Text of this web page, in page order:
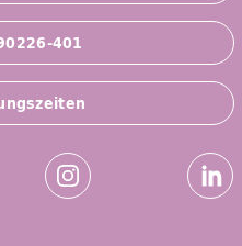
401
ZLB